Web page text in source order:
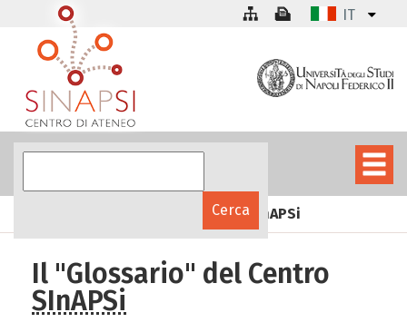
IT
Il "Glossario" del Centro SInAPSi
Il "Glossario" del Centro
SInAPSi